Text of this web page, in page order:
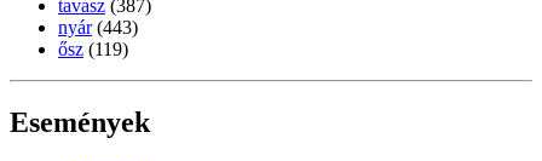
tavasz (387)
nyár (443)
ősz (119)
Események